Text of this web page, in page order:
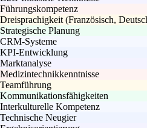
Führungskompetenz
Dreisprachigkeit (Französisch,
Strategische Planung
CRM-Systeme
KPI-Entwicklung
Marktanalyse
Medizintechnikkenntnisse
Teamführung
Kommunikationsfähigkeiten
Interkulturelle Kompetenz
Technische Neugier